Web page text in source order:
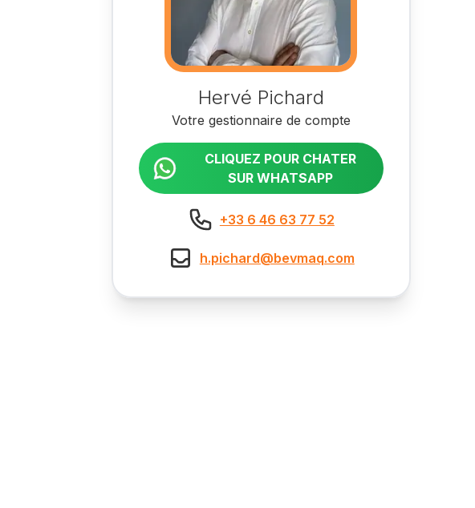
Hervé Pichard
Votre gestionnaire de compte
CLIQUEZ POUR CHATER
SUR WHATSAPP
+33 6 46 63 77 52
h.pichard@bevmaq.com